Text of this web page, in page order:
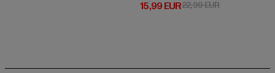
15,99 EUR
Derzeitiger Preis: 15,99 EUR
22,99 EURAktionspreis: